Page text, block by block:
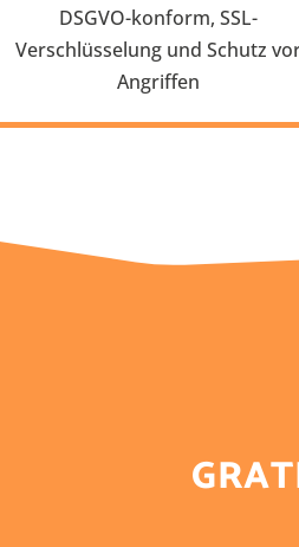
DSGVO-konform, SSL-
Verschlüsselung und Schutz
Angriffen